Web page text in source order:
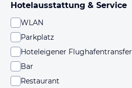
Hotelausstattung & Service
WLAN
Parkplatz
Hoteleigener Flughafentransfer
Bar
Restaurant